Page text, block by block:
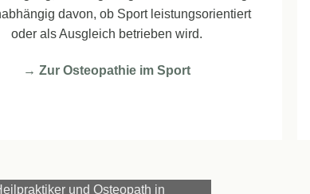
davon, ob Sport leistungsorientiert
oder als Ausgleich betrieben wird.
→ Zur Osteopathie im Sport